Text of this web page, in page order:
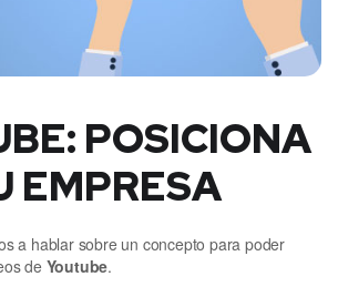
POSICIONA
EMPRESA
a hablar sobre un concepto para poder
de Youtube.